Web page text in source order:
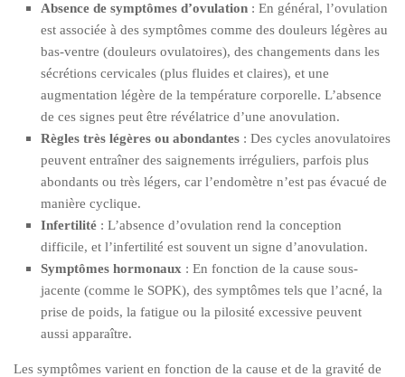
Absence de symptômes d’ovulation : En général, l’ovulation
est associée à des symptômes comme des douleurs légères au
bas-ventre (douleurs ovulatoires), des changements dans les
sécrétions cervicales (plus fluides et claires), et une
augmentation légère de la température corporelle. L’absence
de ces signes peut être révélatrice d’une anovulation.
Règles très légères ou abondantes : Des cycles anovulatoires
peuvent entraîner des saignements irréguliers, parfois plus
abondants ou très légers, car l’endomètre n’est pas évacué de
manière cyclique.
Infertilité : L’absence d’ovulation rend la conception
difficile, et l’infertilité est souvent un signe d’anovulation.
Symptômes hormonaux : En fonction de la cause sous-
jacente (comme le SOPK), des symptômes tels que l’acné, la
prise de poids, la fatigue ou la pilosité excessive peuvent
aussi apparaître.
Les symptômes varient en fonction de la cause et de la gravité de